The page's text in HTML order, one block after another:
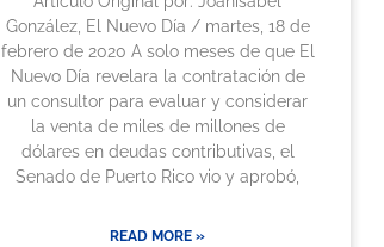
González, El Nuevo Día / martes, 18 de
febrero de 2020 A solo meses de que El
Nuevo Día revelara la contratación de
un consultor para evaluar y considerar
la venta de miles de millones de
dólares en deudas contributivas, el
Senado de Puerto Rico vio y aprobó,
READ MORE »